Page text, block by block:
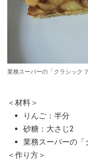
業務スーパーの「クラシック
＜材料＞
りんご：半分
砂糖：大さじ2
業務スーパーの「
＜作り方＞